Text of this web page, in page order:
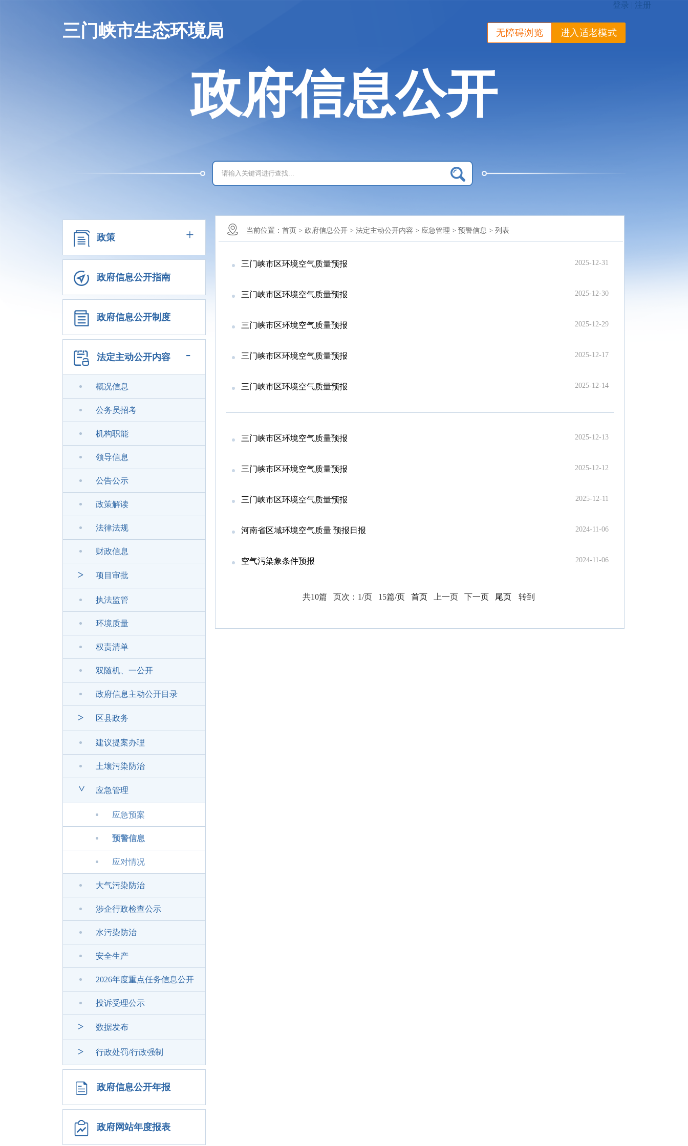
三门峡市生态环境局 无障碍浏览 进入适老模式
政府信息公开
政策 +
政府信息公开指南
政府信息公开制度
法定主动公开内容 -
概况信息
公务员招考
机构职能
领导信息
公告公示
政策解读
法律法规
财政信息
> 项目审批
执法监管
环境质量
权责清单
双随机、一公开
政府信息主动公开目录
> 区县政务
建议提案办理
土壤污染防治
> 应急管理
应急预案
预警信息
应对情况
大气污染防治
涉企行政检查公示
水污染防治
安全生产
2026年度重点任务信息公开
投诉受理公示
> 数据发布
> 行政处罚/行政强制
政府信息公开年报
政府网站年度报表
当前位置： 首页 > 政府信息公开 > 法定主动公开内容 > 应急管理 > 预警信息 > 列表
三门峡市区环境空气质量预报 2025-12-31
三门峡市区环境空气质量预报 2025-12-30
三门峡市区环境空气质量预报 2025-12-29
三门峡市区环境空气质量预报 2025-12-17
三门峡市区环境空气质量预报 2025-12-14
三门峡市区环境空气质量预报 2025-12-13
三门峡市区环境空气质量预报 2025-12-12
三门峡市区环境空气质量预报 2025-12-11
河南省区域环境空气质量 预报日报 2024-11-06
空气污染象条件预报 2024-11-06
共10篇 页次：1/页 15篇/页 首页 上一页 下一页 尾页 转到